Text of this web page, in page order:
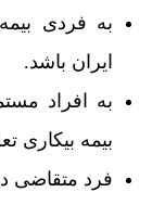
به فردی
ایران باشد.
به افراد
بیمه بیکاری
فرد متقاضی